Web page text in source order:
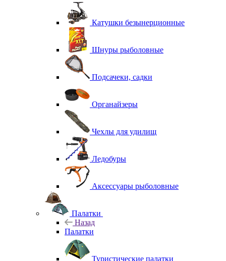
Катушки безынерционные
Шнуры рыболовные
Подсачеки, садки
Органайзеры
Чехлы для удилищ
Ледобуры
Аксессуары рыболовные
Палатки
Назад
Палатки
Туристические палатки